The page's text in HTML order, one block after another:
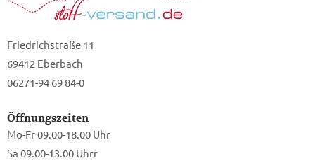
Friedrichstraße 11
69412 Eberbach
06271-94 69 84-0
Öffnungszeiten
Mo-Fr 09.00-18.00 Uhr
Sa 09.00-13.00 Uhrr